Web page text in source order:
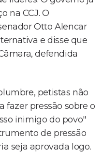
na CCJ. O
Otto Alencar
e disse que
defendida
petistas não
fazer pressão sobre o
inimigo do povo"
de pressão
seja aprovada logo.